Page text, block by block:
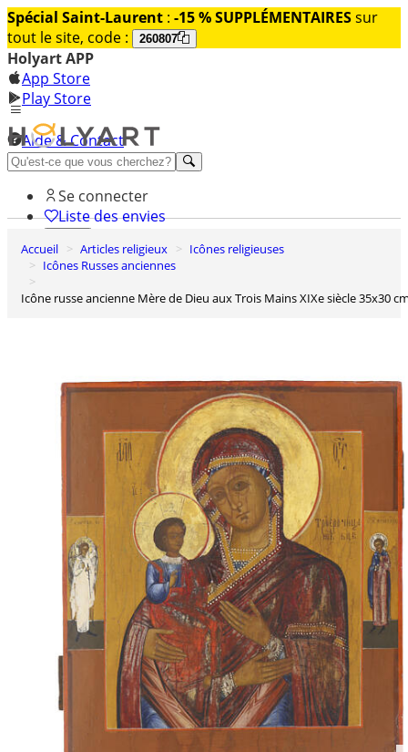
Spécial Saint-Laurent : -15 % SUPPLÉMENTAIRESsur
tout le site, code :
260807
Holyart APP
App Store
Play Store
Aide & Contact
Découvrez Premium
Se connecter
Liste des envies
0
Panier
Accueil Articles religieux
Icônes religieuses
Icônes Russes anciennes
Icône russe ancienne Mère de Dieu aux Trois Mains XIXe siècle 35x30